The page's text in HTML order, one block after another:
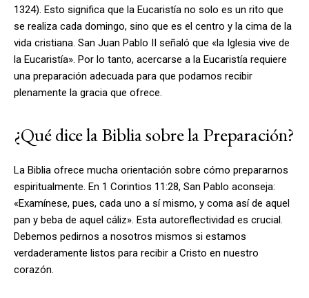
1324). Esto significa que la Eucaristía no solo es un rito que
se realiza cada domingo, sino que es el centro y la cima de la
vida cristiana. San Juan Pablo II señaló que «la Iglesia vive de
la Eucaristía». Por lo tanto, acercarse a la Eucaristía requiere
una preparación adecuada para que podamos recibir
plenamente la gracia que ofrece.
¿Qué dice la Biblia sobre la Preparación?
La Biblia ofrece mucha orientación sobre cómo prepararnos
espiritualmente. En 1 Corintios 11:28, San Pablo aconseja:
«Examínese, pues, cada uno a sí mismo, y coma así de aquel
pan y beba de aquel cáliz». Esta autoreflectividad es crucial.
Debemos pedirnos a nosotros mismos si estamos
verdaderamente listos para recibir a Cristo en nuestro
corazón.